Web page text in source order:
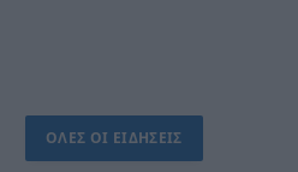
ΟΛΕΣ ΟΙ ΕΙΔΗΣΕΙΣ